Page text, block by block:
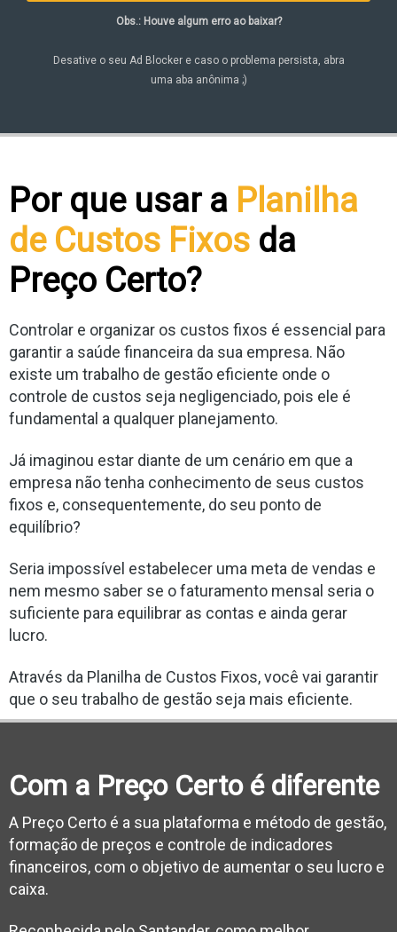
Obs.: Houve algum erro ao baixar?
Desative o seu Ad Blocker e caso o problema persista, abra
uma aba anônima ;)
Por que usar a Planilha
de Custos Fixos da
Preço Certo?
Controlar e organizar os custos fixos é essencial para
garantir a saúde financeira da sua empresa. Não
existe um trabalho de gestão eficiente onde o
controle de custos seja negligenciado, pois ele é
fundamental a qualquer planejamento.
Já imaginou estar diante de um cenário em que a
empresa não tenha conhecimento de seus custos
fixos e, consequentemente, do seu ponto de
equilíbrio?
Seria impossível estabelecer uma meta de vendas e
nem mesmo saber se o faturamento mensal seria o
suficiente para equilibrar as contas e ainda gerar
lucro.
Através da Planilha de Custos Fixos, você vai garantir
que o seu trabalho de gestão seja mais eficiente.
Com a Preço Certo é diferente
A Preço Certo é a sua plataforma e método de gestão,
formação de preços e controle de indicadores
financeiros, com o objetivo de aumentar o seu lucro e
caixa.